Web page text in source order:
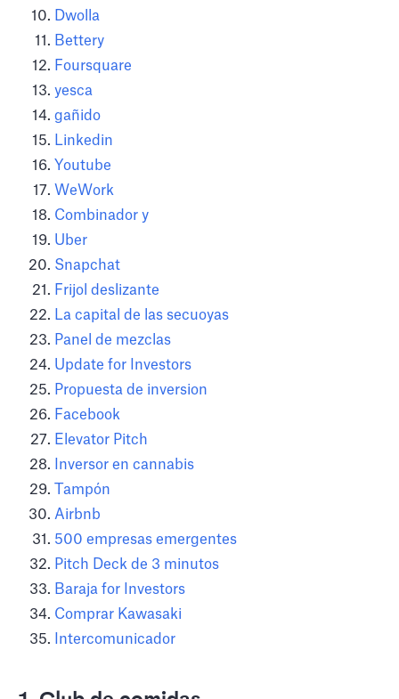
Dwolla
Bettery
Foursquare
yesca
gañido
Linkedin
Youtube
WeWork
Combinador y
Uber
Snapchat
Frijol deslizante
La capital de las secuoyas
Panel de mezclas
Update for Investors
Propuesta de inversion
Facebook
Elevator Pitch
Inversor en cannabis
Tampón
Airbnb
500 empresas emergentes
Pitch Deck de 3 minutos
Baraja for Investors
Comprar Kawasaki
Intercomunicador